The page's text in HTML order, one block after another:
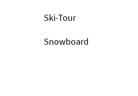
Ski-Tour
Snowboard